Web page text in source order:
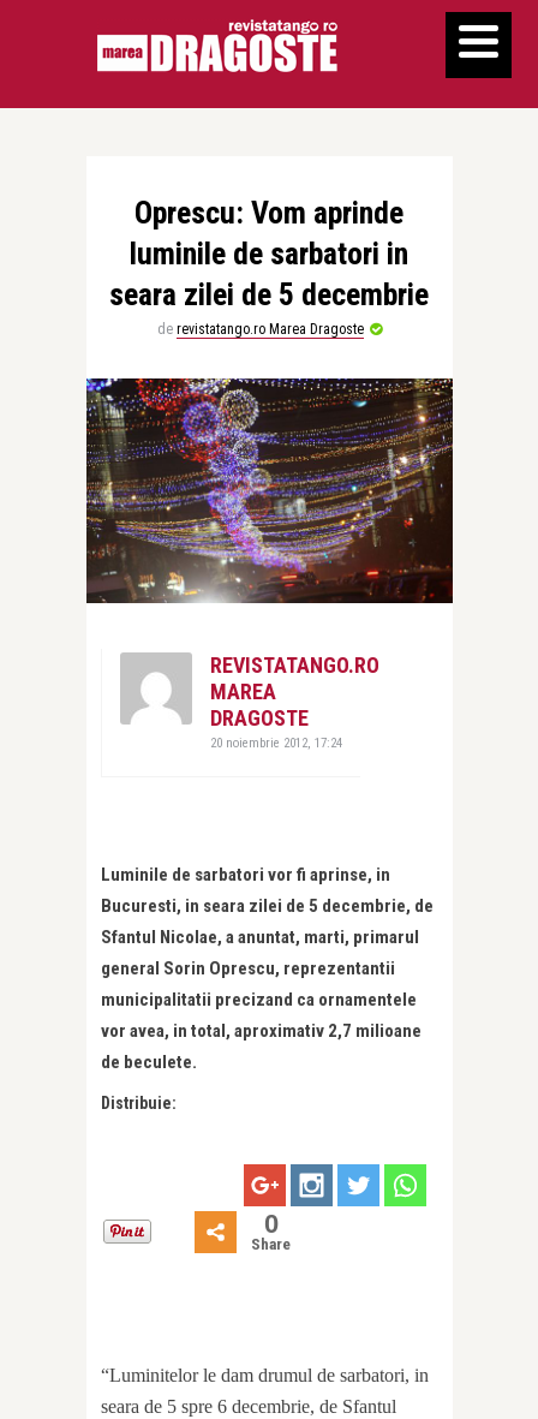
Oprescu: Vom aprinde
luminile de sarbatori in
seara zilei de 5 decembrie
de revistatango.ro Marea Dragoste
REVISTATANGO.RO
MAREA
DRAGOSTE
20 noiembrie 2012, 17:24
Luminile de sarbatori vor fi aprinse, in
Bucuresti, in seara zilei de 5 decembrie, de
Sfantul Nicolae, a anuntat, marti, primarul
general Sorin Oprescu, reprezentantii
municipalitatii precizand ca ornamentele
vor avea, in total, aproximativ 2,7 milioane
de beculete.
Distribuie:
0
Share
“Luminitelor le dam drumul de sarbatori, in
seara de 5 spre 6 decembrie, de Sfantul